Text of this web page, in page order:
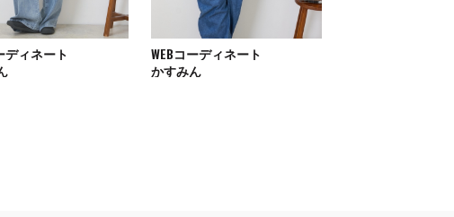
ディネート
WEBコーディネート
かすみん